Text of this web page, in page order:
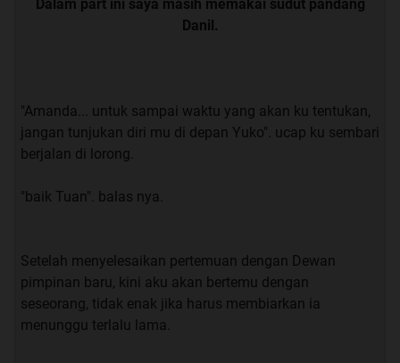
Quote:
“Apa ini sudah bagus”. tanya ku
Dalam part ini saya masih memakai sudut pandang
Danil.
"Amanda... untuk sampai waktu yang akan ku tentukan,
jangan tunjukan diri mu di depan Yuko". ucap ku sembari
berjalan di lorong.
"baik Tuan". balas nya.
Setelah menyelesaikan pertemuan dengan Dewan
pimpinan baru, kini aku akan bertemu dengan
seseorang, tidak enak jika harus membiarkan ia
menunggu terlalu lama.